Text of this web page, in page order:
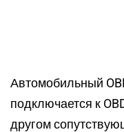
Автомобильный
подключается к
другом